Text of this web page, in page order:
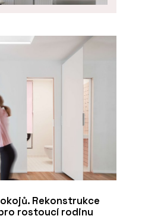
- SAPELI
Rekonstrukce
rostoucí rodinu